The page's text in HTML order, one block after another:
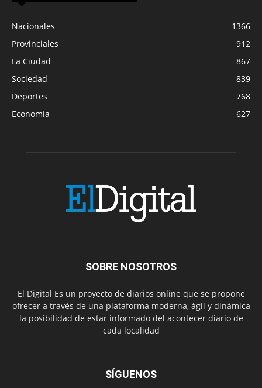
Nacionales
1366
Provinciales
912
La Ciudad
867
Sociedad
839
Deportes
768
Economía
627
SOBRE NOSOTROS
El Digital Es un proyecto de diarios online que se propone
ofrecer a través de una plataforma moderna, ágil y dinámica
la posibilidad de estar informado del acontecer diario de
cada localidad
SÍGUENOS